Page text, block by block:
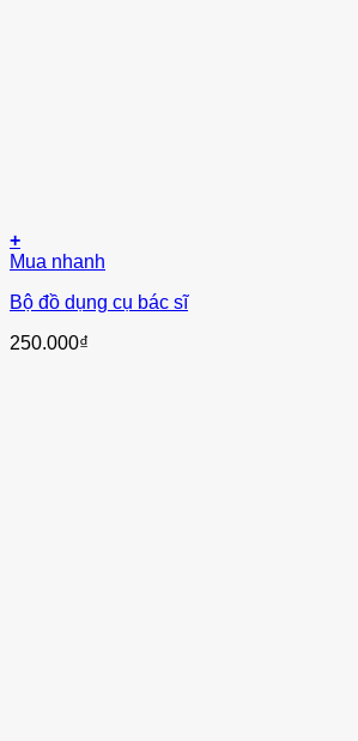
+
Mua nhanh
Bộ đồ dụng cụ bác sĩ
250.000₫